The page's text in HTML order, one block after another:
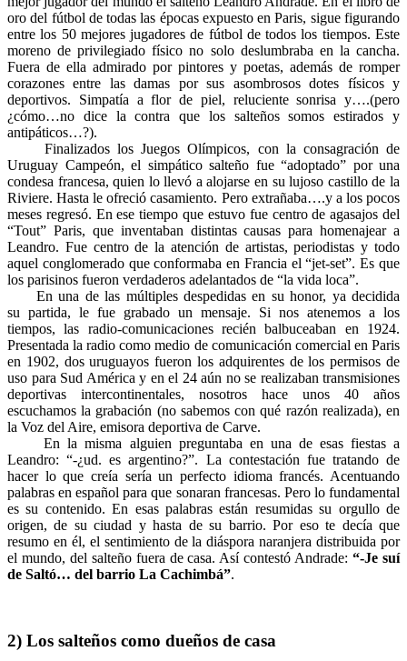
oro del fútbol de todas las épocas expuesto en Paris, sigue figurando
entre los 50 mejores jugadores de fútbol de todos los tiempos. Este
moreno de privilegiado físico no solo deslumbraba en la cancha.
Fuera de ella admirado por pintores y poetas, además de romper
corazones entre las damas por sus asombrosos dotes físicos y
deportivos. Simpatía a flor de piel, reluciente sonrisa y….(pero
¿cómo…no dice la contra que los salteños somos estirados y
antipáticos…?).
Finalizados los Juegos Olímpicos, con la consagración de
Uruguay Campeón, el simpático salteño fue “adoptado” por una
condesa francesa, quien lo llevó a alojarse en su lujoso castillo de la
Riviere. Hasta le ofreció casamiento. Pero extrañaba….y a los pocos
meses regresó. En ese tiempo que estuvo fue centro de agasajos del
“Tout” Paris, que inventaban distintas causas para homenajear a
Leandro. Fue centro de la atención de artistas, periodistas y todo
aquel conglomerado que conformaba en Francia el “jet-set”. Es que
los parisinos fueron verdaderos adelantados de “la vida loca”.
En una de las múltiples despedidas en su honor, ya decidida
su partida, le fue grabado un mensaje. Si nos atenemos a los
tiempos, las radio-comunicaciones recién balbuceaban en 1924.
Presentada la radio como medio de comunicación comercial en Paris
en 1902, dos uruguayos fueron los adquirentes de los permisos de
uso para Sud América y en el 24 aún no se realizaban transmisiones
deportivas intercontinentales, nosotros hace unos 40 años
escuchamos la grabación (no sabemos con qué razón realizada), en
la Voz del Aire, emisora deportiva de Carve.
En la misma alguien preguntaba en una de esas fiestas a
Leandro: “-¿ud. es argentino?”. La contestación fue tratando de
hacer lo que creía sería un perfecto idioma francés. Acentuando
palabras en español para que sonaran francesas. Pero lo fundamental
es su contenido. En esas palabras están resumidas su orgullo de
origen, de su ciudad y hasta de su barrio. Por eso te decía que
resumo en él, el sentimiento de la diáspora naranjera distribuida por
el mundo, del salteño fuera de casa. Así contestó Andrade: “-Je suí
de Saltó… del barrio La Cachimbá”.
2) Los salteños como dueños de casa